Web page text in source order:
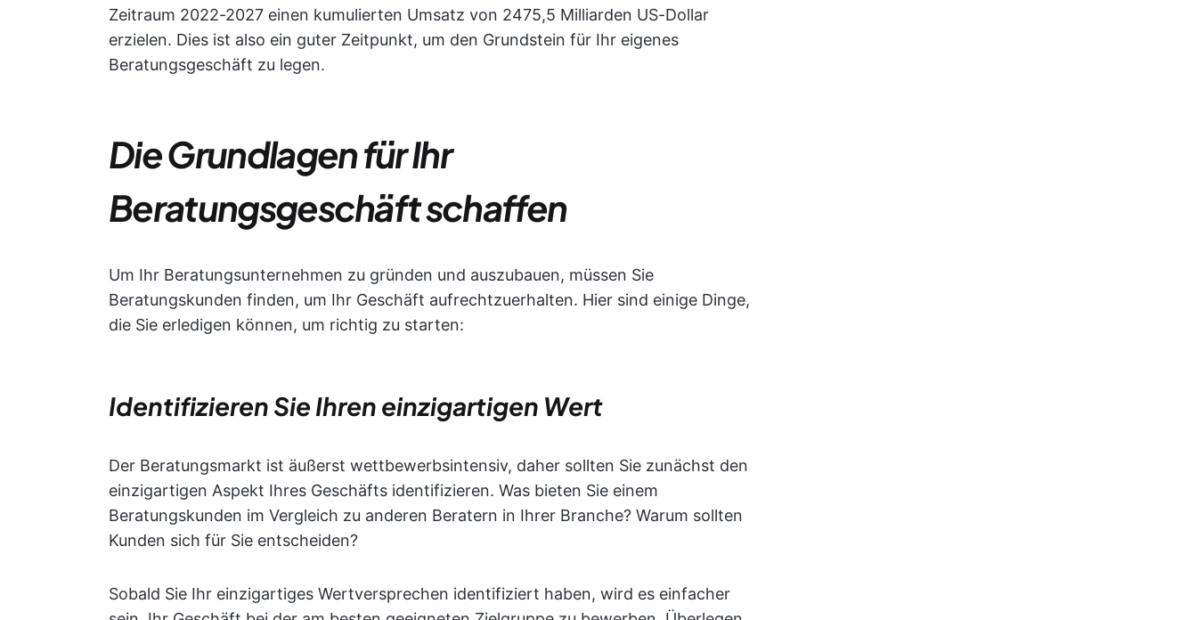
Zeitraum 2022-2027 einen kumulierten Umsatz von 2475,5 Milliarden US-Dollar
erzielen. Dies ist also ein guter Zeitpunkt, um den Grundstein für Ihr eigenes
Beratungsgeschäft zu legen.
Die Grundlagen für Ihr
Beratungsgeschäft schaffen
Um Ihr Beratungsunternehmen zu gründen und auszubauen, müssen Sie
Beratungskunden finden, um Ihr Geschäft aufrechtzuerhalten. Hier sind einige Dinge,
die Sie erledigen können, um richtig zu starten:
Identifizieren Sie Ihren einzigartigen Wert
Der Beratungsmarkt ist äußerst wettbewerbsintensiv, daher sollten Sie zunächst den
einzigartigen Aspekt Ihres Geschäfts identifizieren. Was bieten Sie einem
Beratungskunden im Vergleich zu anderen Beratern in Ihrer Branche? Warum sollten
Kunden sich für Sie entscheiden?
Sobald Sie Ihr einzigartiges Wertversprechen identifiziert haben, wird es einfacher